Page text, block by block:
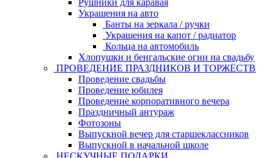
Рушники для каравая
Украшения на авто
Банты на зеркала / ручки
Украшения на капот / радиатор
Кольца на автомобиль
Хлопушки и бенгальские огни на свадьбу
ПРОВЕДЕНИЕ ПРАЗДНИКОВ И ТОРЖЕСТВ
Проведение свадьбы
Проведение юбилея
Проведение корпоративного вечера
Праздничный антураж
Фотозоны
Выпускной вечер для старшеклассников
Выпускной в начальной школе
НЕСКУЧНЫЕ ПОДАРКИ